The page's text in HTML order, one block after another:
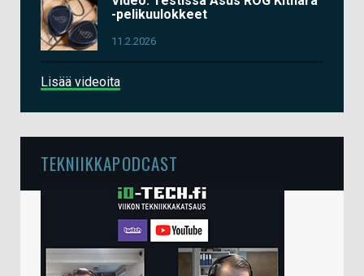
-pelikuulokkeet
11.2.2026
Lisää videoita
TEKNIIKKAPODCAST